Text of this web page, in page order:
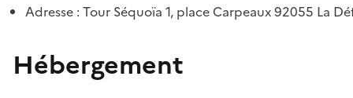
Adresse : Tour Séquoïa 1, place Carpeaux 92055 La
Hébergement